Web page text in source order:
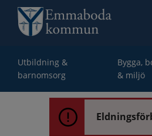
Utbildning &
barnomsorg
Bygga,
& miljö